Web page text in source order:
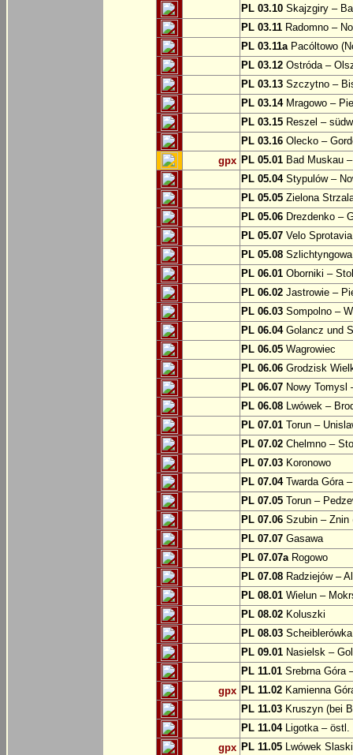
PL 03.10 Skajzgiry –
PL 03.11 Radomno –
PL 03.11aPacóltowo
PL 03.12 Ostróda –
PL 03.13 Szczytno –
PL 03.14Mragowo –
PL 03.15 Reszel –
PL 03.16 Olecko –
gpx PL 05.01 Bad Muskau
PL 05.04Stypulów –
PL 05.05 Zielona
PL 05.06 Drezdenko –
PL 05.07 Velo
PL 05.08 Szlichtyngowa
PL 06.01 Oborniki –
PL 06.02 Jastrowie –
PL 06.03 Sompolno –
PL 06.04Golancz und
PL 06.05 Wagrowiec
PL 06.06 Grodzisk
PL 06.07 Nowy Tomysl
PL 06.08 Lwówek –
PL 07.01 Torun –
PL 07.02 Chelmno –
PL 07.03 Koronowo
PL 07.04Twarda Góra
PL 07.05 Torun –
PL 07.06 Szubin – Znin
PL 07.07 Gasawa
PL 07.07aRogowo
PL 07.08 Radziejów –
PL 08.01 Wielun –
PL 08.02 Koluszki
PL 08.03
PL 09.01 Nasielsk –
PL 11.01 Srebrna Góra
gpx PL 11.02 Kamienna
PL 11.03 Kruszyn (bei
PL 11.04Ligotka – östl.
gpx PL 11.05 Lwówek